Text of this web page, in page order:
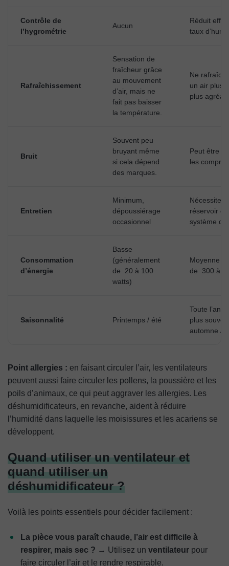
Contrôle de
l’hygrométrie
Aucun
Réduit
taux
Rafraîchissement
Sensation de
fraîcheur grâce
au mouvement
d’air, mais ne
fait pas baisser
la température.
Ne
un air plus
plus
Bruit
Souvent peu
bruyant même
si cela dépend
des marques.
Peut être
les
Entretien
Minimum,
dépoussiérage
occasionnel
Nécessite
réservoir
système de
Consommation
d’énergie
Basse
(généralement
de 20 à 100
watts)
Moyenne
de 300 à
Saisonnalité Printemps / été
Toute
plus
automne /
Point allergies : en faisant circuler l’air, les ventilateurs
peuvent aussi faire circuler les pollens, la poussière et les
poils d’animaux, ce qui peut aggraver les allergies. Les
déshumidificateurs, en revanche, aident à réduire
l’humidité dans laquelle les moisissures et les acariens se
développent.
Quand utiliser un ventilateur et
quand utiliser un
déshumidificateur ?
Voilà les points essentiels pour décider facilement :
La pièce vous paraît chaude, l’air est difficile à
respirer, mais sec ? → Utilisez un ventilateur pour
faire circuler l’air et le rendre respirable.